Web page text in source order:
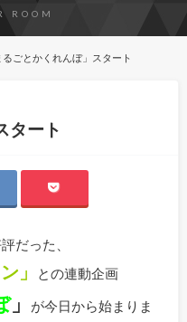
ROOM
るごとかくれんぼ」スタート
タート
だった、
」 との連動企画
」
が今日から始まりま